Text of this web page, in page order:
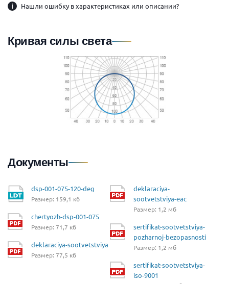
i Нашли ошибку в характеристиках или описании?
Кривая силы света
Документы
dsp-001-075-120-deg
Размер: 159,1 кб
chertyozh-dsp-001-075
Размер: 71,7 кб
deklaraciya-sootvetstviya
Размер: 77,5 кб
deklaraciya-
sootvetstviya-eac
Размер: 1,2 мб
sertifikat-sootvetstviya-
pozharnoj-bezopasnosti
Размер: 1,2 мб
sertifikat-sootvetstviya-
iso-9001